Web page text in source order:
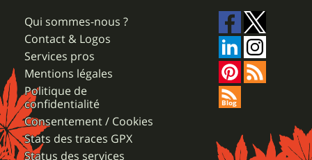
Qui sommes-nous ?
Contact & Logos
Services pros
Mentions légales
Politique de
confidentialité
Consentement / Cookies
Stats des traces GPX
Status des services